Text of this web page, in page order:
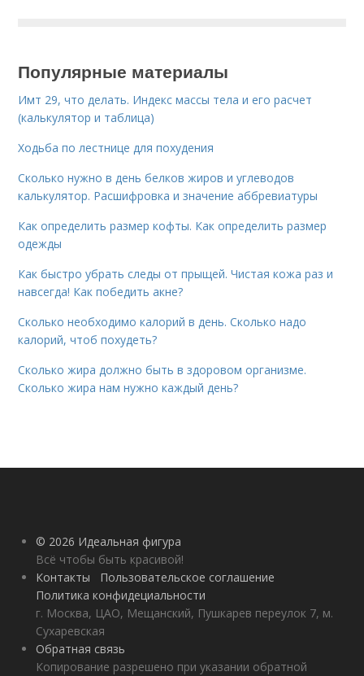
Популярные материалы
Имт 29, что делать. Индекс массы тела и его расчет
(калькулятор и таблица)
Ходьба по лестнице для похудения
Сколько нужно в день белков жиров и углеводов
калькулятор. Расшифровка и значение аббревиатуры
Как определить размер кофты. Как определить размер
одежды
Как быстро убрать следы от прыщей. Чистая кожа раз и
навсегда! Как победить акне?
Сколько необходимо калорий в день. Сколько надо
калорий, чтоб похудеть?
Сколько жира должно быть в здоровом организме.
Сколько жира нам нужно каждый день?
© 2026 Идеальная фигура
Всё чтобы быть красивой!
Контакты
Пользовательское соглашение
Политика конфидециальности
г. Москва, ЦАО, Мещанский, Пушкарев переулок 7, м.
Сухаревская
Обратная связь
Копирование разрешено при указании обратной